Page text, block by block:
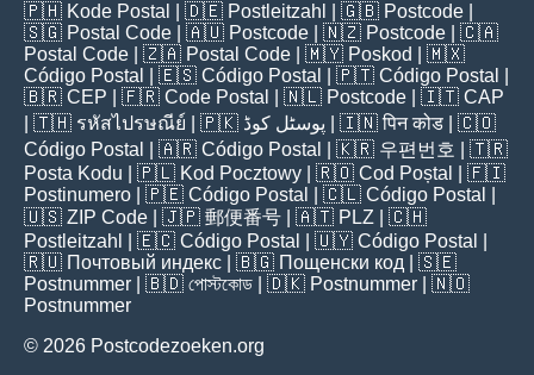
🇵🇭 Kode Postal | 🇩🇪 Postleitzahl | 🇬🇧 Postcode
🇸🇬 Postal Code | 🇦🇺 Postcode | 🇳🇿 Postcode | 🇨🇦
Postal Code | 🇿🇦 Postal Code | 🇲🇾 Poskod
| 🇲🇽
Código Postal
| 🇪🇸 Código Postal | 🇵🇹 Código Postal
🇧🇷 CEP | 🇫🇷 Code Postal | 🇳🇱 Postcode | 🇮🇹 CAP
| 🇹🇭 รหัสไปรษณีย์ | 🇵🇰 پوسٹل کوڈ | 🇮🇳पिन कोड | 🇨🇴
Código Postal
| 🇦🇷 Código Postal | 🇰🇷 우편번호
| 🇹🇷
Posta Kodu | 🇵🇱 Kod Pocztowy | 🇷🇴 Cod Poștal
| 🇫🇮
Postinumero | 🇵🇪 Código Postal | 🇨🇱 Código Postal
🇺🇸 ZIP Code | 🇯🇵 郵便番号 | 🇦🇹 PLZ | 🇨🇭
Postleitzahl
| 🇪🇨 Código Postal | 🇺🇾 Código Postal
🇷🇺 Почтовый индекс | 🇧🇬 Пощенски код | 🇸🇪
Postnummer | 🇧🇩 পোস্টকোড | 🇩🇰 Postnummer | 🇳🇴
Postnummer
© 2026 Postcodezoeken.org